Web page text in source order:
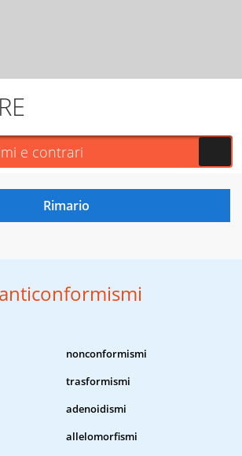
anticonformismi
nonconformismi
trasformismi
adenoidismi
allelomorfismi